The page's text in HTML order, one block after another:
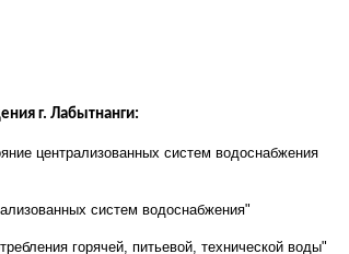
г. Лабытнанги:
централизованных систем водоснабжения
систем водоснабжения"
горячей, питьевой, технической воды"